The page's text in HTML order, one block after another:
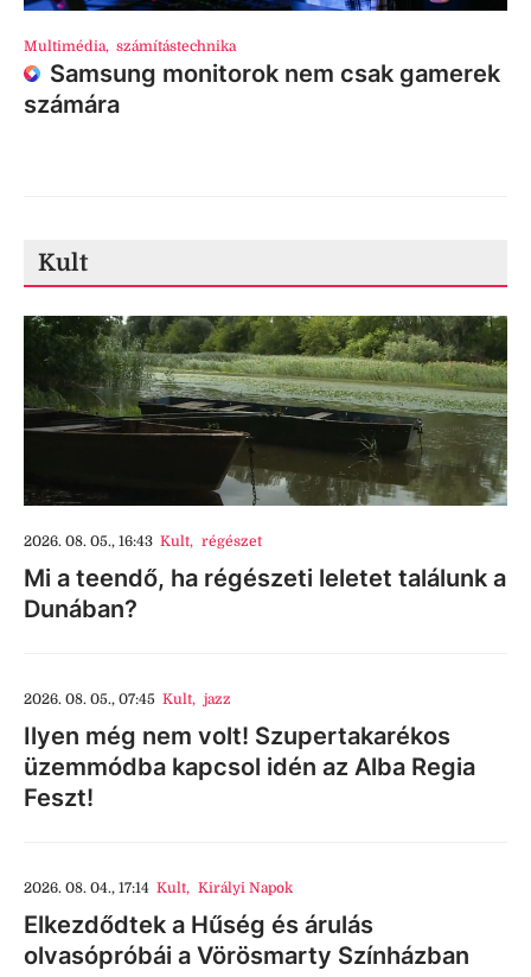
Multimédia, számítástechnika
Samsung monitorok nem csak gamerek
számára
Kult
2026. 08. 05., 16:43 Kult, régészet
Mi a teendő, ha régészeti leletet találunk a
Dunában?
2026. 08. 05., 07:45 Kult, jazz
Ilyen még nem volt! Szupertakarékos
üzemmódba kapcsol idén az Alba Regia
Feszt!
2026. 08. 04., 17:14 Kult, Királyi Napok
Elkezdődtek a Hűség és árulás
olvasópróbái a Vörösmarty Színházban